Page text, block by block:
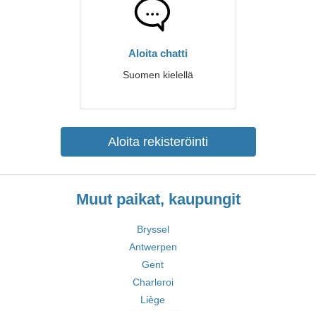
Aloita chatti
Suomen kielellä
Aloita rekisteröinti
Muut paikat, kaupungit
Bryssel
Antwerpen
Gent
Charleroi
Liège